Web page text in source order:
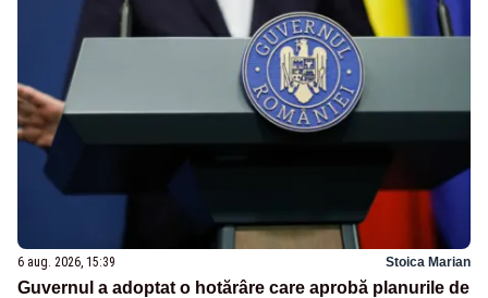
6 aug. 2026, 15:39 Stoica Marian
Guvernul a adoptat o hotărâre care aprobă planurile de